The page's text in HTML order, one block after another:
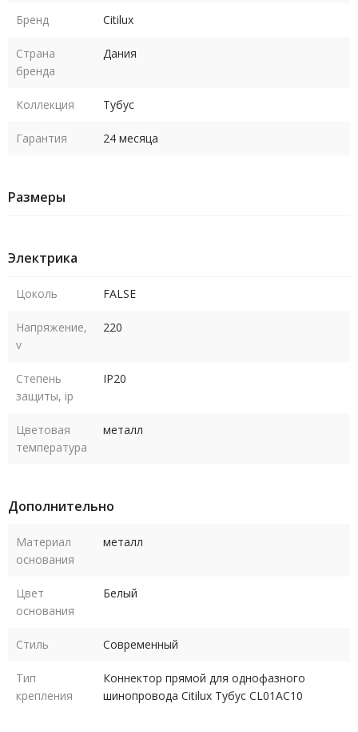
Бренд Citilux
Страна
бренда
Дания
Коллекция Тубус
Гарантия 24 месяца
Размеры
Электрика
Цоколь FALSE
Напряжение,
v
220
Степень
защиты, ip
IP20
Цветовая
температура
металл
Дополнительно
Материал
основания
металл
Цвет
основания
Белый
Стиль Современный
Тип
крепления
Коннектор прямой для однофазного
шинопровода Citilux Тубус CL01AC10